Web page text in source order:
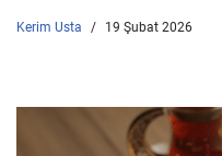
Kerim Usta 19 Şubat 2026